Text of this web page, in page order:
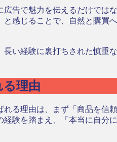
告で魅力を伝えるだけで
感じることで、自然と購
い経験に裏打ちされた慎
理由
る理由は、まず「商品を
験を踏まえ、「本当に自